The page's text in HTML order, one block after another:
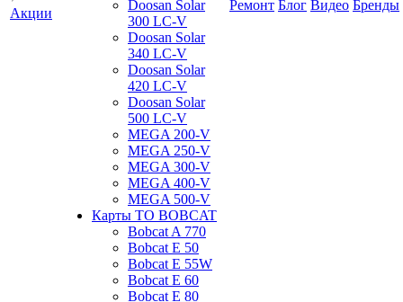
Акции
Doosan Solar
300 LC-V
Doosan Solar
340 LC-V
Doosan Solar
420 LC-V
Doosan Solar
500 LC-V
MEGA 200-V
MEGA 250-V
MEGA 300-V
MEGA 400-V
MEGA 500-V
Карты ТО BOBCAT
Bobcat A 770
Bobcat E 50
Bobcat E 55W
Bobcat E 60
Bobcat E 80
Ремонт Блог Видео Бренды